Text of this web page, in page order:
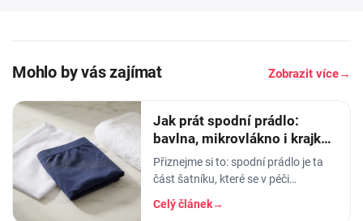
Mohlo by vás zajímat Zobrazit více→
Jak prát spodní prádlo:
bavlna, mikrovlákno i krajka,
aby vydrželo
Přiznejme si to: spodní prádlo je ta
část šatníku, které se v péči
věnujeme nejmíň. Hodíme ho do
pračky se vším ostatním, dáme
Celý článek→